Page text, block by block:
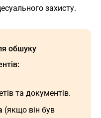
захисту.
обшуку
та документів.
(якщо він був